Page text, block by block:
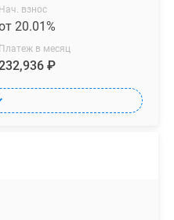
Нач. взнос
20.01%
Платеж в месяц
₽